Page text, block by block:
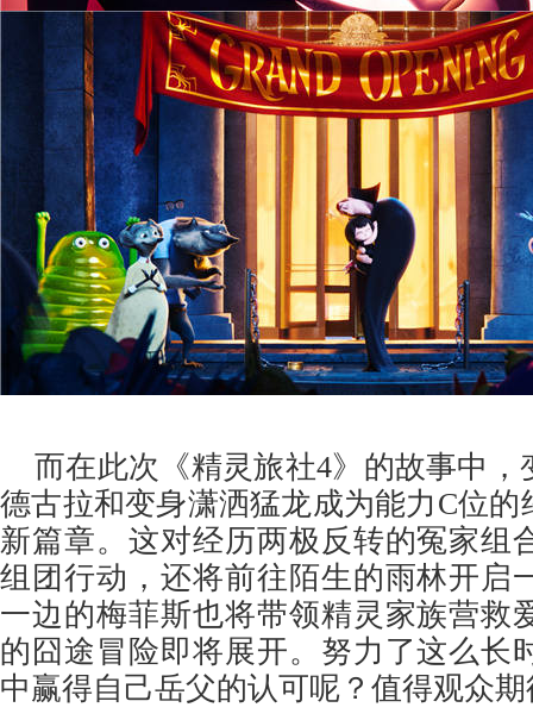
而在此次《精灵旅社4》的故事中
德古拉和变身潇洒猛龙成为能力C位
新篇章。这对经历两极反转的冤家组
组团行动，还将前往陌生的雨林开启
一边的梅菲斯也将带领精灵家族营救
的囧途冒险即将展开。努力了这么长
中赢得自己岳父的认可呢？值得观众